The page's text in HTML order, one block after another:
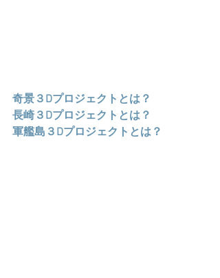
奇景３Dプロジェクトとは？
長崎３Dプロジェクトとは？
軍艦島３Dプロジェクトとは？